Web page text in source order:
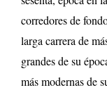
corredores de
larga carrera de
grandes de su
más modernas de